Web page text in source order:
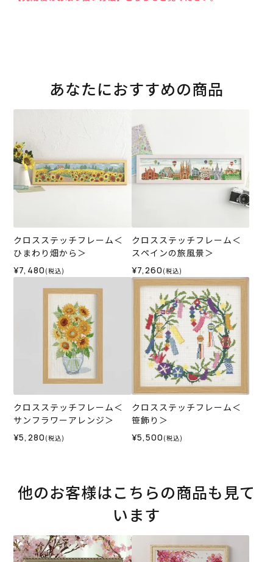
あなたにおすすめの商品
クロスステッチフレーム＜
ひまわり畑から＞
¥7,480 (税込)
クロスステッチフレーム＜
スペインの旅風景＞
¥7,260 (税込)
クロスステッチフレーム＜
サンフラワーアレンジ＞
¥5,280 (税込)
クロスステッチフレーム＜
笹飾り＞
¥5,500 (税込)
他のお客様はこちらの商品も見て
います